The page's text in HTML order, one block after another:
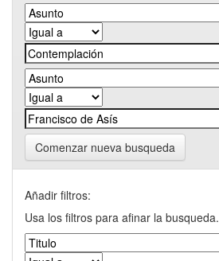
Comenzar nueva busqueda
Añadir filtros:
Usa los filtros para afinar la busqueda.